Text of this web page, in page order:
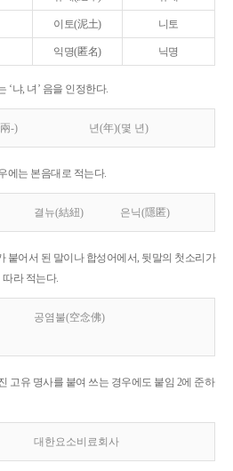
이토(泥土) 니토
익명(匿名) 닉명
‘냐, 녀’ 음을 인정한다.
-) 년(年)(몇 년)
에는 본음대로 적는다.
결뉴(結紐) 은닉(隱匿)
붙어서 된 말이나 합성어에서, 뒷말의 첫소리가
따라 적는다.
공염불(空念佛)
고유 명사를 붙여 쓰는 경우에도 붙임 2에 준하
대한요소비료회사